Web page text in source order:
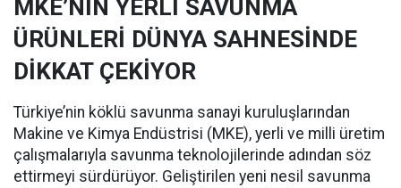
MKE’NİN YERLİ SAVUNMA
ÜRÜNLERİ DÜNYA SAHNESİNDE
DİKKAT ÇEKİYOR
Türkiye’nin köklü savunma sanayi kuruluşlarından
Makine ve Kimya Endüstrisi (MKE), yerli ve milli üretim
çalışmalarıyla savunma teknolojilerinde adından söz
ettirmeyi sürdürüyor. Geliştirilen yeni nesil savunma